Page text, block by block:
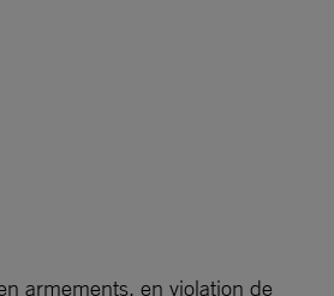
armements, en violation de